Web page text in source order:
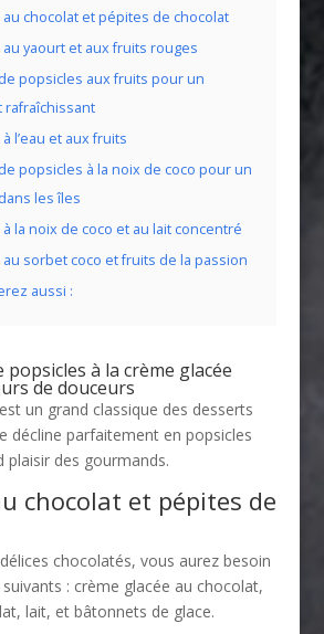
chocolat et pépites de chocolat
yaourt et aux fruits rouges
popsicles aux fruits pour un
rafraîchissant
l’eau et aux fruits
popsicles à la noix de coco pour un
les îles
la noix de coco et au lait concentré
sorbet coco et fruits de la passion
aussi :
popsicles à la crème glacée
de douceurs
un grand classique des desserts
décline parfaitement en popsicles
plaisir des gourmands.
chocolat et pépites de
chocolatés, vous aurez besoin
suivants : crème glacée au chocolat,
lait, et bâtonnets de glace.